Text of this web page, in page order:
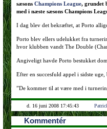
sæsons Champions League, grundet
med i næste sæsons Champions
I dag blev det bekræftet, at Porto
Porto blev ellers udelukket fra
hvor klubben vandt The Double
Angiveligt havde Porto bestukket
Efter en succesfuld appel i sidste
”De kommer til at være med i
d. 16 juni 2008 17:45:43
Kommentér